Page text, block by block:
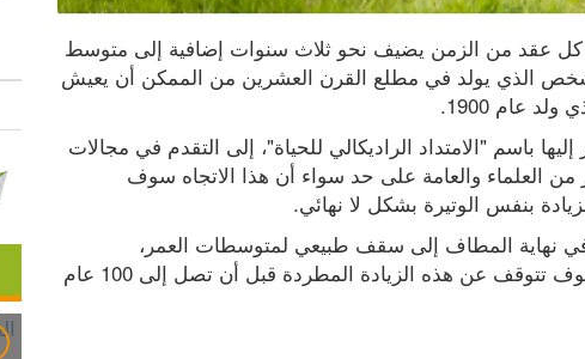
عام 1900.
بنفس الوتيرة بشكل لا نهائي.